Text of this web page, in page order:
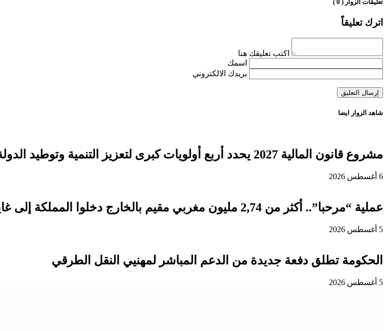
تعليقات الزوار ( 0 )
اترك تعليقاً
اكتب تعليقك هنا
اسمك
بريدك الالكتروني
شاهد الزوار ايضا
مشروع قانون المالية 2027 يحدد أربع أولويات كبرى لتعزيز التنمية وتوطيد الدولة الاجتماعية
6 أغسطس 2026
عملية “مرحبا”.. أكثر من 2,74 مليون مغربي مقيم بالخارج دخلوا المملكة إلى غاية 3 غشت
5 أغسطس 2026
الحكومة تطلق دفعة جديدة من الدعم المباشر لمهنيي النقل الطرقي
5 أغسطس 2026